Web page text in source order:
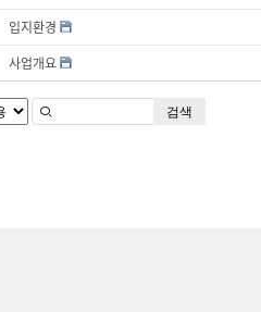
입지환경
사업개요
검색